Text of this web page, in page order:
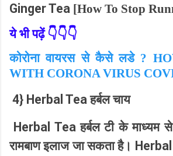
Ginger Tea [How To Stop
ये भी पढ़ें 👇👇👇
कोरोना वायरस से कैसे लडे ?
WITH CORONA VIRUS
4} Herbal Teaहर्बल चाय
Herbal Teaहर्बल टी के माध्यम
रामबाण इलाज जा सकता है।